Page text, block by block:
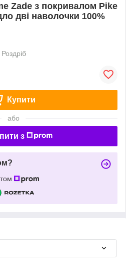
Zade з покривалом Pike
дві наволочки 100%
Роздріб
Купити
або
з